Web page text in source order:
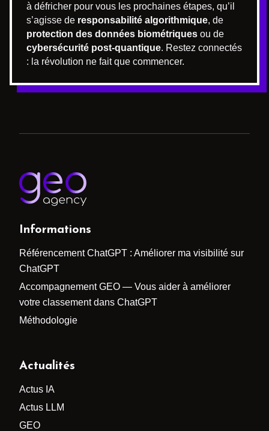
à défricher pour vous les prochaines étapes, qu’il
s’agisse de responsabilité algorithmique, de
protection des données biométriques ou de
cybersécurité post-quantique. Restez connectés
: la révolution ne fait que commencer.
Informations
Référencement ChatGPT : Améliorer ma visibilité sur
ChatGPT
Accompagnement GEO — Vous aider à améliorer
votre classement dans ChatGPT
Méthodologie
Actualités
Actus IA
Actus LLM
GEO